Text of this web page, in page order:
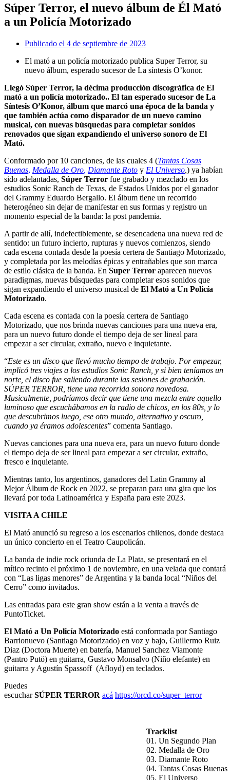
Súper Terror, el nuevo álbum de Él Mató
a un Policía Motorizado
Publicado el 4 de septiembre de 2023
El mató a un policía motorizado publica Super Terror, su
nuevo álbum, esperado sucesor de La síntesis O’konor.
Llegó Súper Terror, la décima producción discográfica de El
mató a un policía motorizado.. El tan esperado sucesor de La
Síntesis O’Konor, álbum que marcó una época de la banda y
que también actúa como disparador de un nuevo camino
musical, con nuevas búsquedas para completar sonidos
renovados que sigan expandiendo el universo sonoro de El
Mató.
Conformado por 10 canciones, de las cuales 4 (Tantas Cosas
Buenas, Medalla de Oro Diamante Roto y El Universo ) ya habían
sido adelantadas, Súper Terror fue grabado y mezclado en los
estudios Sonic Ranch de Texas, de Estados Unidos por el ganador
del Grammy Eduardo Bergallo. El álbum tiene un recorrido
heterogéneo sin dejar de manifestar en sus formas y registro un
momento especial de la banda: la post pandemia.
A partir de allí, indefectiblemente, se desencadena una nueva red de
sentido: un futuro incierto, rupturas y nuevos comienzos, siendo
cada escena contada desde la poesía certera de Santiago Motorizado,
y completada por las melodías épicas y entrañables que son marca
de estilo clásica de la banda. En Super Terror aparecen nuevos
paradigmas, nuevas búsquedas para completar esos sonidos que
sigan expandiendo el universo musical de El Mató a Un Policía
Motorizado.
Cada escena es contada con la poesía certera de Santiago
Motorizado, que nos brinda nuevas canciones para una nueva era,
para un nuevo futuro donde el tiempo deja de ser lineal para
empezar a ser circular, extraño, nuevo e inquietante.
“Este es un disco que llevó mucho tiempo de trabajo. Por empezar,
implicó tres viajes a los estudios Sonic Ranch, y si bien teníamos un
norte, el disco fue saliendo durante las sesiones de grabación.
SÚPER TERROR, tiene una recorrida sonora novedosa.
Musicalmente, podríamos decir que tiene una mezcla entre aquello
luminoso que escuchábamos en la radio de chicos, en los 80s, y lo
que descubrimos luego, ese otro mundo, alternativo y oscuro,
cuando ya éramos adolescentes” comenta Santiago.
Nuevas canciones para una nueva era, para un nuevo futuro donde
el tiempo deja de ser lineal para empezar a ser circular, extraño,
fresco e inquietante.
Mientras tanto, los argentinos, ganadores del Latin Grammy al
Mejor Álbum de Rock en 2022, se preparan para una gira que los
llevará por toda Latinoamérica y España para este 2023.
VISITA A CHILE
El Mató anunció su regreso a los escenarios chilenos, donde destaca
un único concierto en el Teatro Caupolicán.
La banda de indie rock oriunda de La Plata, se presentará en el
mítico recinto el próximo 1 de noviembre, en una velada que contará
con “Las ligas menores” de Argentina y la banda local “Niños del
Cerro” como invitados.
Las entradas para este gran show están a la venta a través de
PuntoTicket.
El Mató a Un Policía Motorizado está conformada por Santiago
Barrionuevo (Santiago Motorizado) en voz y bajo, Guillermo Ruiz
Diaz (Doctora Muerte) en batería, Manuel Sanchez Viamonte
(Pantro Putö) en guitarra, Gustavo Monsalvo (Niño elefante) en
guitarra y Agustín Spassoff (Afloyd) en teclados.
Puedes
escucharSÚPER TERROR acá https://orcd.co/super_terror
Tracklist
01. Un Segundo Plan
02. Medalla de Oro
03. Diamante Roto
04. Tantas Cosas Buenas
05. El Universo